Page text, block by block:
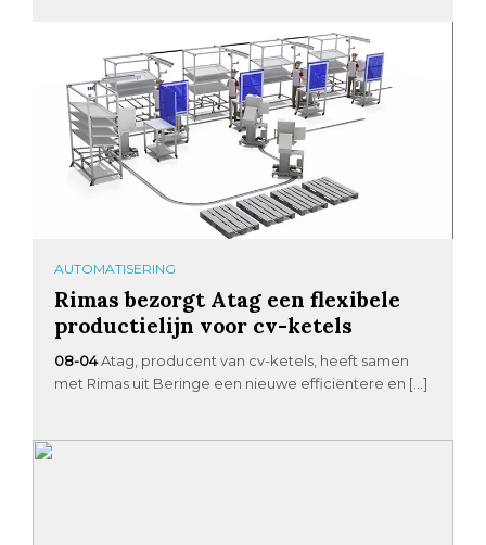
AUTOMATISERING
Rimas bezorgt Atag een flexibele
productielijn voor cv-ketels
08-04Atag, producent van cv-ketels, heeft samen
met Rimas uit Beringe een nieuwe efficiëntere en […]